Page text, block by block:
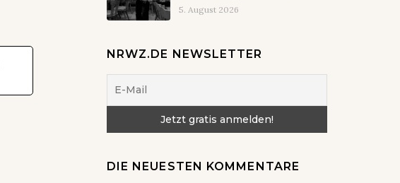
5. August 2026
NRWZ.DE NEWSLETTER
DIE NEUESTEN KOMMENTARE